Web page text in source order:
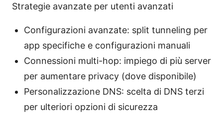
Strategie avanzate per utenti avanzati
Configurazioni avanzate: split tunneling per
app specifiche e configurazioni manuali
Connessioni multi-hop: impiego di più server
per aumentare privacy (dove disponibile)
Personalizzazione DNS: scelta di DNS terzi
per ulteriori opzioni di sicurezza